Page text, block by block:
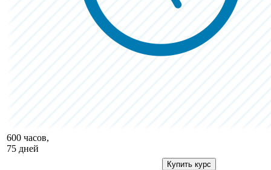
600 часов,
75 дней
Купить курс